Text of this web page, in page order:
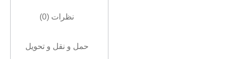
نظرات (0)
حمل و نقل و تحویل